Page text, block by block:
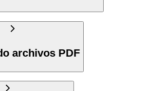
archivos PDF